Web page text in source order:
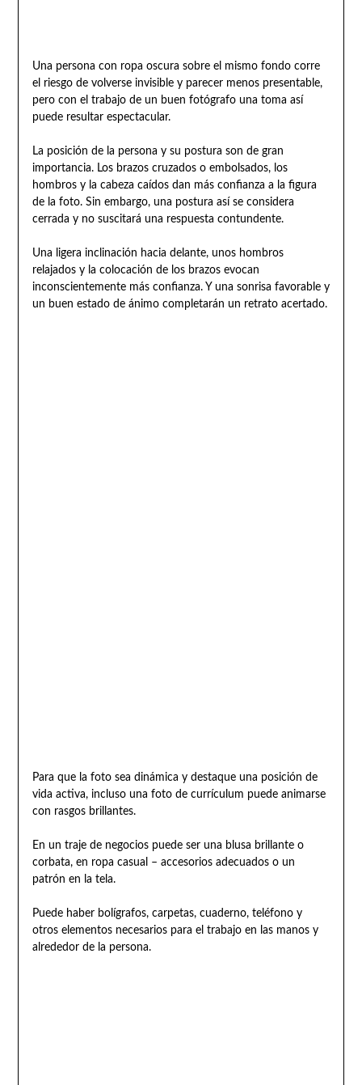
Una persona con ropa oscura sobre el mismo fondo corre
el riesgo de volverse invisible y parecer menos presentable,
pero con el trabajo de un buen fotógrafo una toma así
puede resultar espectacular.
La posición de la persona y su postura son de gran
importancia. Los brazos cruzados o embolsados, los
hombros y la cabeza caídos dan más confianza a la figura
de la foto. Sin embargo, una postura así se considera
cerrada y no suscitará una respuesta contundente.
Una ligera inclinación hacia delante, unos hombros
relajados y la colocación de los brazos evocan
inconscientemente más confianza. Y una sonrisa favorable y
un buen estado de ánimo completarán un retrato acertado.
Para que la foto sea dinámica y destaque una posición de
vida activa, incluso una foto de currículum puede animarse
con rasgos brillantes.
En un traje de negocios puede ser una blusa brillante o
corbata, en ropa casual – accesorios adecuados o un
patrón en la tela.
Puede haber bolígrafos, carpetas, cuaderno, teléfono y
otros elementos necesarios para el trabajo en las manos y
alrededor de la persona.